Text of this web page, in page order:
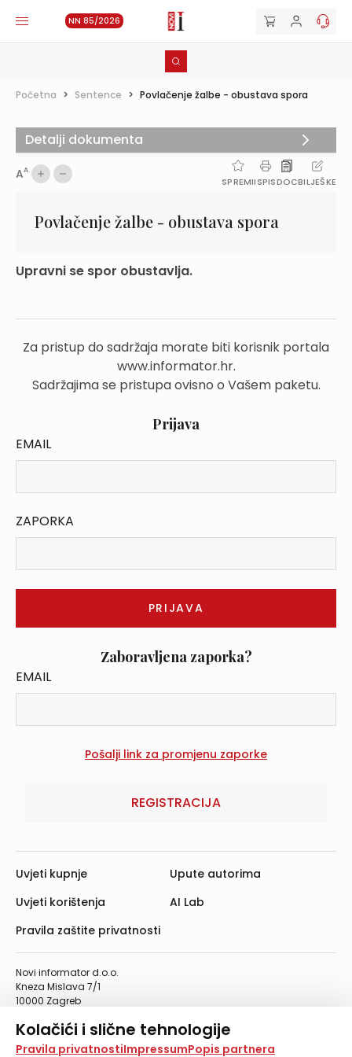
Kolačići i slične tehnologije
Na našoj web stranici koristimo kolačiće i slične
Pravila privatnostiImpressumPopis partnera
NN 85/2026
Početna > Sentence > Povlačenje žalbe - obustava spora
AA
SPREMIISPISDOCBILJEŠKE
Povlačenje žalbe - obustava spora
Upravni se spor obustavlja.
Za pristup do sadržaja morate biti korisnik portala
www.informator.hr.
Sadržajima se pristupa ovisno o Vašem paketu.
Prijava
EMAIL
ZAPORKA
Zaboravljena zaporka?
EMAIL
REGISTRACIJA
Detalji dokumenta
Novi informator d.o.o.
Kneza Mislava 7/1
10000 Zagreb
Telefaks: 01/4612-553
info@informator.hr
Uvjeti kupnje
Uvjeti korištenja
Pravila zaštite privatnosti
Upute autorima
AI Lab